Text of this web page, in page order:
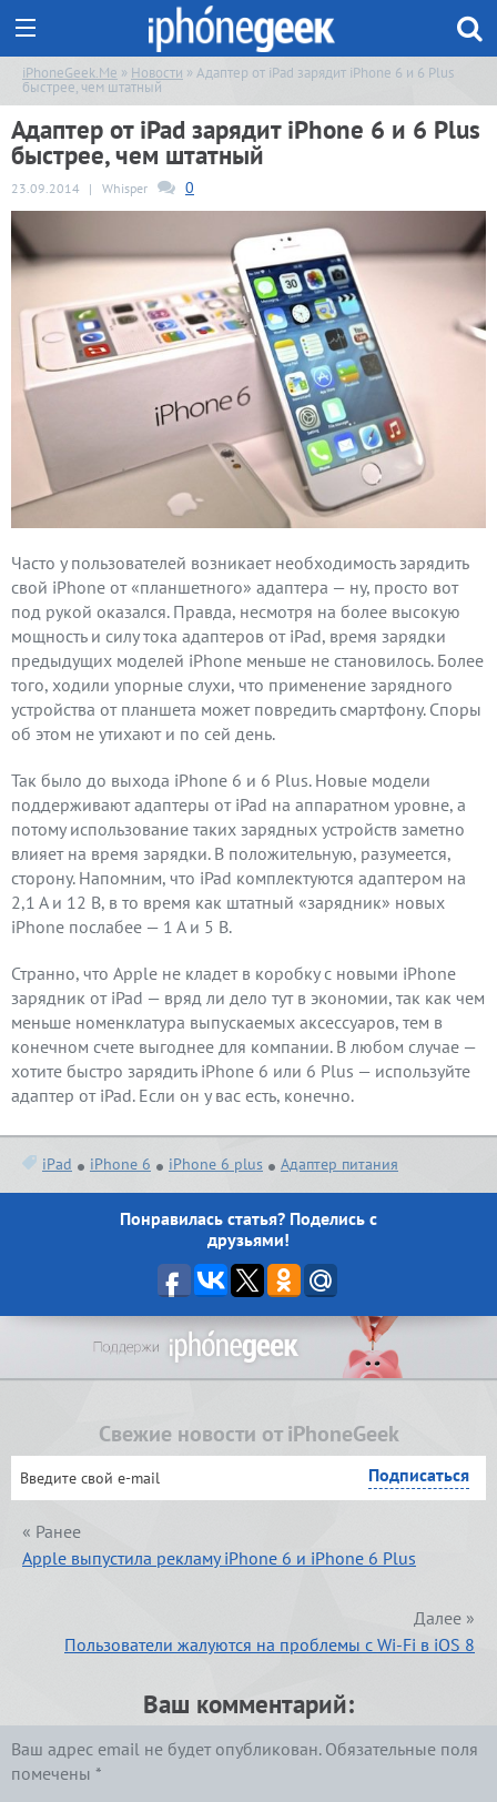
iPhoneGeek.Me » Новости » Адаптер от iPad зарядит iPhone 6 и 6 Plus
быстрее, чем штатный
Адаптер от iPad зарядит iPhone 6 и 6 Plus
быстрее, чем штатный
23.09.2014 | Whisper 0
Часто у пользователей возникает необходимость зарядить
свой iPhone от «планшетного» адаптера — ну, просто вот
под рукой оказался. Правда, несмотря на более высокую
мощность и силу тока адаптеров от iPad, время зарядки
предыдущих моделей iPhone меньше не становилось. Более
того, ходили упорные слухи, что применение зарядного
устройства от планшета может повредить смартфону. Споры
об этом не утихают и по сей день.
Так было до выхода iPhone 6 и 6 Plus. Новые модели
поддерживают адаптеры от iPad на аппаратном уровне, а
потому использование таких зарядных устройств заметно
влияет на время зарядки. В положительную, разумеется,
сторону. Напомним, что iPad комплектуются адаптером на
2,1 А и 12 В, в то время как штатный «зарядник» новых
iPhone послабее — 1 А и 5 В.
Странно, что Apple не кладет в коробку с новыми iPhone
зарядник от iPad — вряд ли дело тут в экономии, так как чем
меньше номенклатура выпускаемых аксессуаров, тем в
конечном счете выгоднее для компании. В любом случае —
хотите быстро зарядить iPhone 6 или 6 Plus — используйте
адаптер от iPad. Если он у вас есть, конечно.
iPad iPhone 6 iPhone 6 plus Адаптер питания
Понравилась статья? Поделись с
друзьями!
Свежие новости от iPhoneGeek
« Ранее
Apple выпустила рекламу iPhone 6 и iPhone 6 Plus
Далее »
Пользователи жалуются на проблемы с Wi-Fi в iOS 8
Ваш комментарий:
Ваш адрес email не будет опубликован. Обязательные поля
помечены *